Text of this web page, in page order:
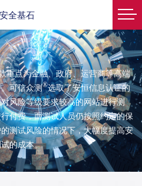
全基石
重点为金融、政府、运营商等高端
可信众测®选取了安恒信息认证的
风险等级要求较高的网站进行测
付费，而测试人员仍按照约定的保
测试风险的情况下，大幅度提高安
的成本。